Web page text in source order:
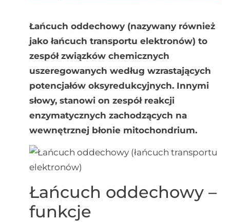
Łańcuch oddechowy (nazywany również
jako łańcuch transportu elektronów) to
zespół związków chemicznych
uszeregowanych według wzrastających
potencjałów oksyredukcyjnych. Innymi
słowy, stanowi on zespół reakcji
enzymatycznych zachodzących na
wewnętrznej błonie mitochondrium.
Łańcuch oddechowy –
funkcje